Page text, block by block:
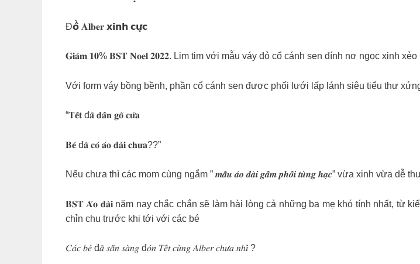
Đ𝗼̂̀ 𝐀𝐥𝐛𝐞𝐫 𝘅𝗶𝗻𝗵 𝗰𝘂̛̣𝗰
𝐆𝐢𝐚̉𝐦 𝟏𝟎% 𝐁𝐒𝐓 𝐍𝐨𝐞𝐥 𝟐𝟎𝟐𝟐. Lịm tim với mẫu váy đỏ cổ cánh sen đính nơ ngọc xinh xẻo
Với form váy bồng bềnh, phần cổ cánh sen được phối lưới lấp lánh siêu tiểu thư
“𝐓𝐞̂́𝐭 đ𝐚̃ 𝐝𝐚̂̀𝐧 𝐠𝐨̃ 𝐜𝐮̛̉𝐚
𝐁𝐞́ đ𝐚̃ 𝐜𝐨́ 𝐚́𝐨 𝐝𝐚̀𝐢 𝐜𝐡𝐮̛𝐚??”
Nếu chưa thì các mom cùng ngắm ” 𝒎𝒂̂̃𝒖 𝒂́𝒐 𝒅𝒂̀𝒊 𝒈𝒂̂́𝒎 𝒑𝒉𝒐̂́𝒊 𝒕𝒖̀𝒏𝒈 𝒉𝒂̣𝒄” vừa xinh vừa dễ
𝐁𝐒𝐓 𝐀́𝐨 𝐝𝐚̀𝐢 năm nay chắc chắn sẽ làm hài lòng cả những ba mẹ khó tính nhất, từ
chỉn chu trước khi tới với các bé
𝐶𝑎́𝑐 𝑏𝑒́ đ𝑎̃ 𝑠𝑎̆̃𝑛 𝑠𝑎̀𝑛𝑔 đ𝑜́𝑛 𝑇𝑒̂́𝑡 𝑐𝑢̀𝑛𝑔 𝐴𝑙𝑏𝑒𝑟 𝑐ℎ𝑢̛𝑎 𝑛ℎ𝑖̉ ?